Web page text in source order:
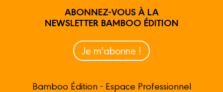
ABONNEZ-VOUS À LA
NEWSLETTER BAMBOO ÉDITION
Je m'abonne !
Bamboo Édition - Espace Professionnel